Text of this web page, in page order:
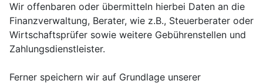
Wir offenbaren oder übermitteln hierbei Daten an die
Finanzverwaltung, Berater, wie z.B., Steuerberater oder
Wirtschaftsprüfer sowie weitere Gebührenstellen und
Zahlungsdienstleister.
Ferner speichern wir auf Grundlage unserer